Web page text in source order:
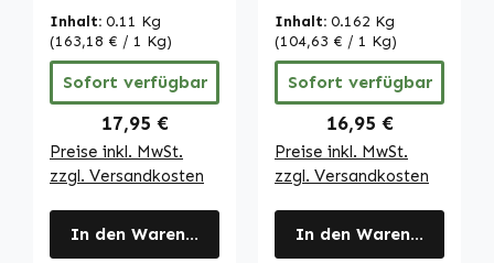
für
Kollagenbildung,
Immunsystem
uvm. | Warnke
Vitalstoffe
Inhalt: 0.11 Kg
(163,18 € / 1 Kg)
Sofort verfügbar
Regulärer Preis:
17,95 €
Preise inkl. MwSt.
zzgl. Versandkosten
In den Warenkorb
Hyaluronsäure &
Vitamin C - für
Kollagenbildung,
Immunsystem
uvm. | Warnke
Vitalstoffe
Inhalt: 0.162 Kg
(104,63 € / 1 Kg)
Sofort verfügbar
Regulärer Preis:
16,95 €
Preise inkl. MwSt.
zzgl. Versandkosten
In den Warenkorb